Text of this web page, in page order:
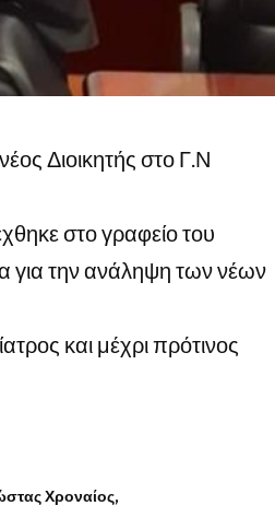
Διοικητής στο Γ.Ν
στο γραφείο του
για την ανάληψη των νέων
και μέχρι πρότινος
Χροναίος